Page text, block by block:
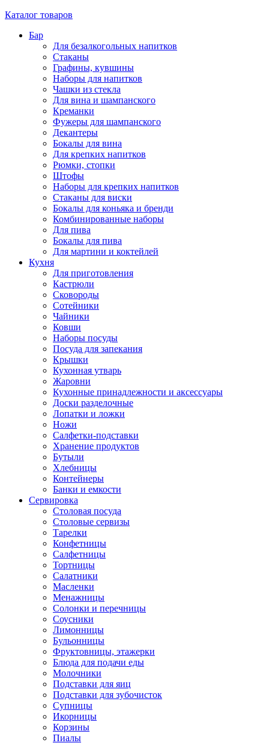
Каталог товаров
Бар
Для безалкогольных напитков
Стаканы
Графины, кувшины
Наборы для напитков
Чашки из стекла
Для вина и шампанского
Креманки
Фужеры для шампанского
Декантеры
Бокалы для вина
Для крепких напитков
Рюмки, стопки
Штофы
Наборы для крепких напитков
Стаканы для виски
Бокалы для коньяка и бренди
Комбинированные наборы
Для пива
Бокалы для пива
Для мартини и коктейлей
Кухня
Для приготовления
Кастрюли
Сковороды
Сотейники
Чайники
Ковши
Наборы посуды
Посуда для запекания
Крышки
Кухонная утварь
Жаровни
Кухонные принадлежности и аксессуары
Доски разделочные
Лопатки и ложки
Ножи
Салфетки-подставки
Хранение продуктов
Бутыли
Хлебницы
Контейнеры
Банки и емкости
Сервировка
Столовая посуда
Столовые сервизы
Тарелки
Конфетницы
Салфетницы
Тортницы
Салатники
Масленки
Менажницы
Солонки и перечницы
Соусники
Лимонницы
Бульонницы
Фруктовницы, этажерки
Блюда для подачи еды
Молочники
Подставки для яиц
Подставки для зубочисток
Супницы
Икорницы
Корзины
Пиалы